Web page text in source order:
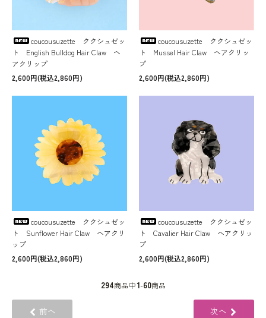
coucousuzette ククシュゼッ
ト English Bulldog Hair Claw ヘ
アクリップ
2,600円(税込2,860円)
coucousuzette ククシュゼッ
ト Mussel Hair Claw ヘアクリッ
プ
2,600円(税込2,860円)
coucousuzette ククシュゼッ
ト Sunflower Hair Claw ヘアクリ
ップ
2,600円(税込2,860円)
coucousuzette ククシュゼッ
ト Cavalier Hair Claw ヘアクリッ
プ
2,600円(税込2,860円)
294商品中1-60商品
前へ 次へ